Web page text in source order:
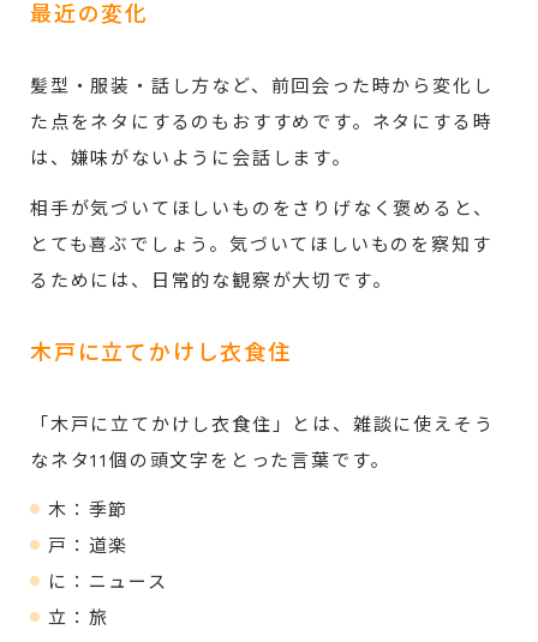
最近の変化
髪型・服装・話し方など、前回会った時から変化し
た点をネタにするのもおすすめです。ネタにする時
は、嫌味がないように会話します。
相手が気づいてほしいものをさりげなく褒めると、
とても喜ぶでしょう。気づいてほしいものを察知す
るためには、日常的な観察が大切です。
木戸に立てかけし衣食住
「木戸に立てかけし衣食住」とは、雑談に使えそう
なネタ11個の頭文字をとった言葉です。
木：季節
戸：道楽
に：ニュース
立：旅